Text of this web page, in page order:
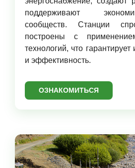
поддерживают
сообществ. Станции
построены с
технологий, что гарантирует
и эффективность.
ОЗНАКОМИТЬСЯ